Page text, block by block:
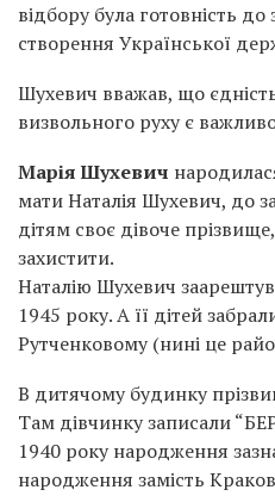
відбору була готовність
створення Української
Шухевич вважав, що
визвольного руху є
Марія Шухевич
мати Наталія Шухевич, до
дітям своє дівоче
захистити.
Наталію Шухевич
1945 року. А її дітей
Рутченковому (нині це
В дитячому будинку
Там дівчинку записали
1940 року народження
народження замість